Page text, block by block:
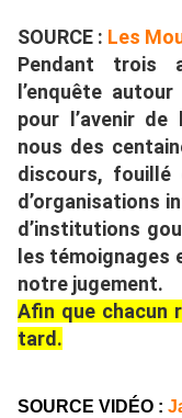
SOURCE : Les
Pendant trois
l’enquête
pour l’avenir de
nous des
discours,
d’organisations
d’institutions
les témoignages
notre jugement.
Afin que chacun
tard.
SOURCE VIDÉO :